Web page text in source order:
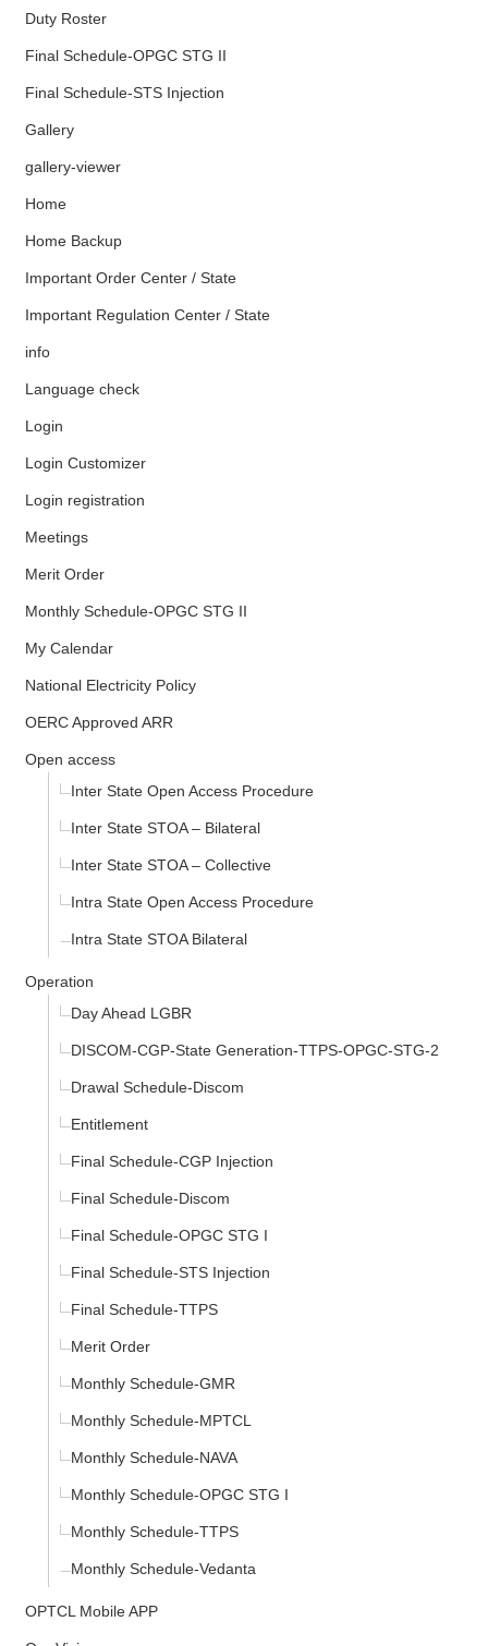
Duty Roster
Final Schedule-OPGC STG II
Final Schedule-STS Injection
Gallery
gallery-viewer
Home
Home Backup
Important Order Center / State
Important Regulation Center / State
info
Language check
Login
Login Customizer
Login registration
Meetings
Merit Order
Monthly Schedule-OPGC STG II
My Calendar
National Electricity Policy
OERC Approved ARR
Open access
Inter State Open Access Procedure
Inter State STOA – Bilateral
Inter State STOA – Collective
Intra State Open Access Procedure
Intra State STOA Bilateral
Operation
Day Ahead LGBR
DISCOM-CGP-State Generation-TTPS-OPGC-STG-2
Drawal Schedule-Discom
Entitlement
Final Schedule-CGP Injection
Final Schedule-Discom
Final Schedule-OPGC STG I
Final Schedule-STS Injection
Final Schedule-TTPS
Merit Order
Monthly Schedule-GMR
Monthly Schedule-MPTCL
Monthly Schedule-NAVA
Monthly Schedule-OPGC STG I
Monthly Schedule-TTPS
Monthly Schedule-Vedanta
OPTCL Mobile APP